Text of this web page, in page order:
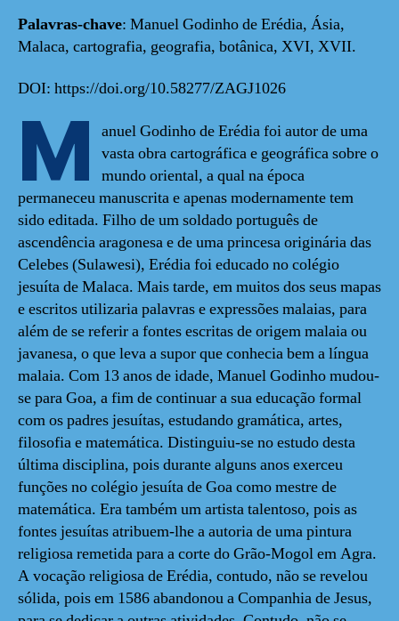
Palavras-chave: Manuel Godinho de Erédia, Ásia,
Malaca, cartografia, geografia, botânica, XVI, XVII.
DOI: https://doi.org/10.58277/ZAGJ1026
M
anuel Godinho de Erédia foi autor de uma
vasta obra cartográfica e geográfica sobre o
mundo oriental, a qual na época
permaneceu manuscrita e apenas modernamente tem
sido editada. Filho de um soldado português de
ascendência aragonesa e de uma princesa originária das
Celebes (Sulawesi), Erédia foi educado no colégio
jesuíta de Malaca. Mais tarde, em muitos dos seus mapas
e escritos utilizaria palavras e expressões malaias, para
além de se referir a fontes escritas de origem malaia ou
javanesa, o que leva a supor que conhecia bem a língua
malaia. Com 13 anos de idade, Manuel Godinho mudou-
se para Goa, a fim de continuar a sua educação formal
com os padres jesuítas, estudando gramática, artes,
filosofia e matemática. Distinguiu-se no estudo desta
última disciplina, pois durante alguns anos exerceu
funções no colégio jesuíta de Goa como mestre de
matemática. Era também um artista talentoso, pois as
fontes jesuítas atribuem-lhe a autoria de uma pintura
religiosa remetida para a corte do Grão-Mogol em Agra.
A vocação religiosa de Erédia, contudo, não se revelou
sólida, pois em 1586 abandonou a Companhia de Jesus,